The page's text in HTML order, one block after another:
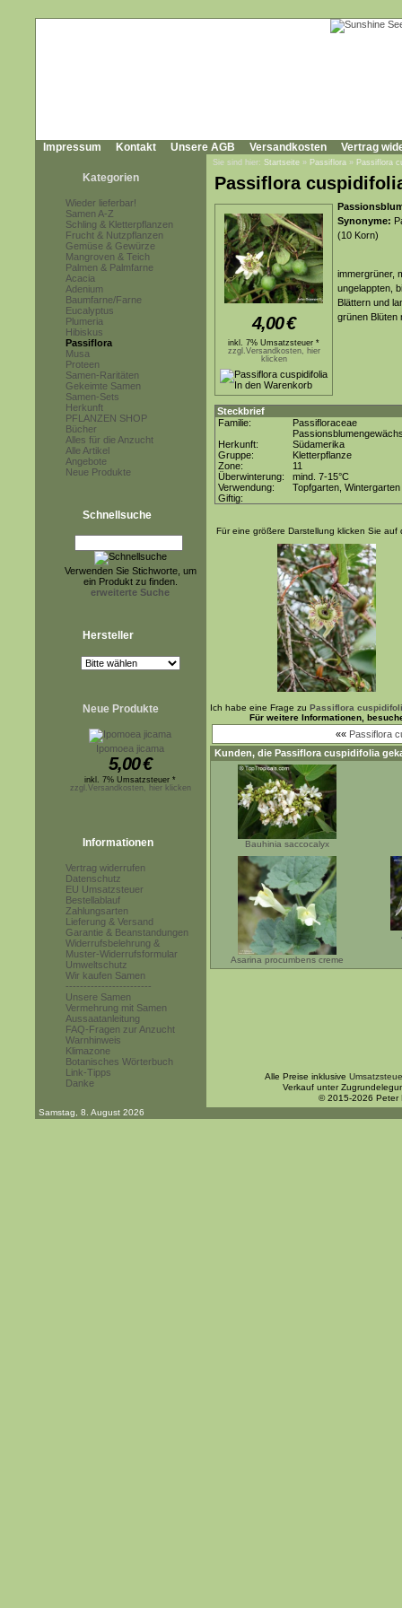
Impressum Kontakt Unsere AGB Versandkosten Vertrag
Kategorien
Wieder lieferbar!
Samen A-Z
Schling & Kletterpflanzen
Frucht & Nutzpflanzen
Gemüse & Gewürze
Mangroven & Teich
Palmen & Palmfarne
Acacia
Adenium
Baumfarne/Farne
Eucalyptus
Plumeria
Hibiskus
Passiflora
Musa
Proteen
Samen-Raritäten
Gekeimte Samen
Samen-Sets
Herkunft
PFLANZEN SHOP
Bücher
Alles für die Anzucht
Alle Artikel
Angebote
Neue Produkte
Schnellsuche
Verwenden Sie Stichworte, um
ein Produkt zu finden.
erweiterte Suche
Hersteller
Neue Produkte
Ipomoea jicama
5,00€
inkl. 7% Umsatzsteuer *
zzgl.Versandkosten, hier klicken
Informationen
Vertrag widerrufen
Datenschutz
EU Umsatzsteuer
Bestellablauf
Zahlungsarten
Lieferung & Versand
Garantie & Beanstandungen
Widerrufsbelehrung &
Muster-Widerrufsformular
Umweltschutz
Wir kaufen Samen
------------------------
Unsere Samen
Vermehrung mit Samen
Aussaatanleitung
FAQ-Fragen zur Anzucht
Warnhinweis
Klimazone
Botanisches Wörterbuch
Link-Tipps
Danke
Sie sind hier: Startseite » Passiflora » Passiflora
Passiflora
4,00€
inkl. 7% Umsatzsteuer *
zzgl.Versandkosten, hier
klicken
Synonyme:
(10 Korn)
immergrüner,
ungelappten,
Blättern und
grünen Blüten
Steckbrief
Familie:
Passifloraceae
Herkunft:
Südamerika
Gruppe:
Kletterpflanze
Zone:
11
Überwinterung:
mind. 7-15°C
Verwendung:
Topfgarten, Wintergarten
Giftig:
Für eine größere Darstellung klicken Sie auf
Ich habe eine Frage zu Passiflora
Für weitere Informationen,
«« Passiflora
Kunden, die Passiflora cuspidifolia
Bauhinia saccocalyx
Asarina procumbens creme
Alle Preise inklusive
Verkauf unter
© 2015-2026 Peter
Samstag, 8. August 2026